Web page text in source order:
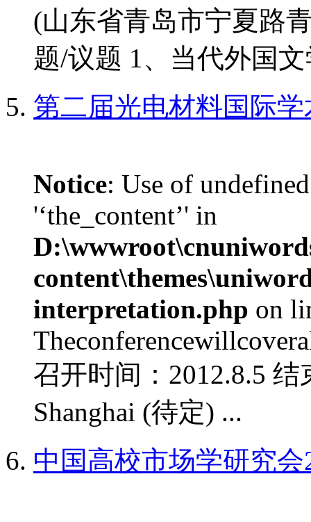
(山东省青岛市宁夏路
题/议题 1、当代外国文
第二届光电材料国际
Notice: Use of
'‘the_content’' in
interpretation.php on
召开时间：2012.8.5
Shanghai (待定) ...
中国高校市场学研究会